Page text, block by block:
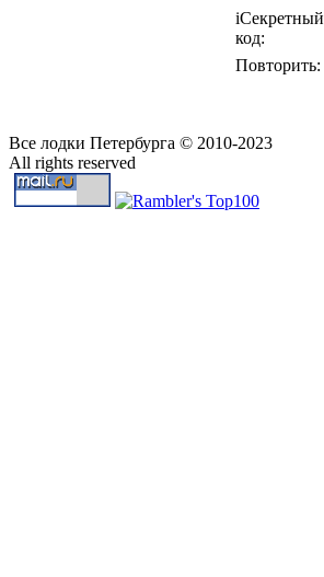
iСекретный
код:
Повторить:
Все лодки Петербурга © 2010-2023
All rights reserved